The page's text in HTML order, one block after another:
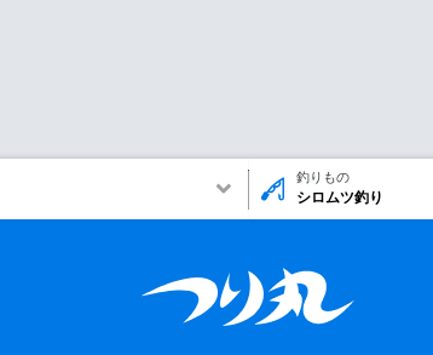
釣りもの
シロムツ釣り